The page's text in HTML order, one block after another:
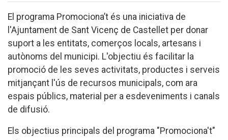
El programa Promociona’t és una iniciativa de
l'Ajuntament de Sant Vicenç de Castellet per donar
suport a les entitats, comerços locals, artesans i
autònoms del municipi. L'objectiu és facilitar la
promoció de les seves activitats, productes i serveis
mitjançant l'ús de recursos municipals, com ara
espais públics, material per a esdeveniments i canals
de difusió.
Els objectius principals del programa "Promociona't"